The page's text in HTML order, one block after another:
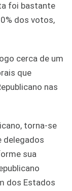
foi bastante
dos votos,
cerca de um
que
nas
torna-se
delegados
sua
dos Estados